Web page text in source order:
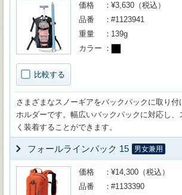
比較する
価格
¥3,630（税込）
品番
#1123941
重量
139g
カラー
さまざまなスノーギアをバックパックに取り付
ホルダーです。幅広いバックパックに対応し、
く装着することができます。
フォールラインパック 15 男女兼用
価格
¥14,300（税込）
品番
#1133390